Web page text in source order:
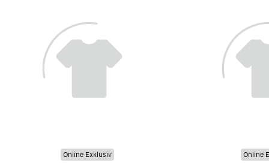
Online Exklusiv Online